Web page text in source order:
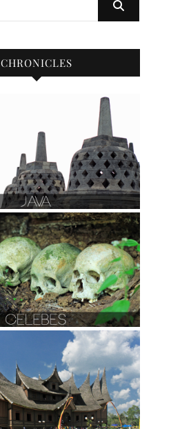
CHRONICLES